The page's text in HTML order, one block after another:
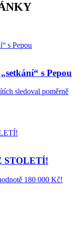
s Pepou
sledoval poměrně
STOLETÍ!
180 000 Kč!